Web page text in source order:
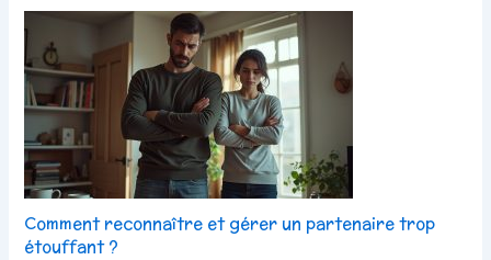
Comment reconnaître et gérer un partenaire trop
étouffant ?